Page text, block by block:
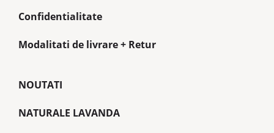
Confidentialitate
Modalitati de livrare + Retur
NOUTATI
NATURALE LAVANDA